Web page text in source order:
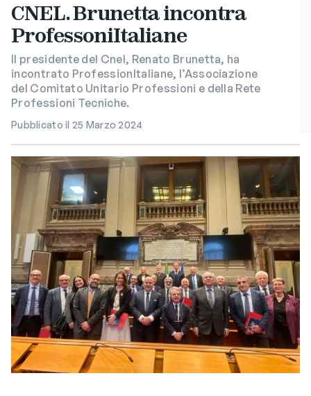
CNEL. Brunetta incontra
ProfessoniItaliane
Il presidente del Cnel, Renato Brunetta, ha
incontrato ProfessionItaliane, l’Associazione
del Comitato Unitario Professioni e della Rete
Professioni Tecniche.
Pubblicato il 25 Marzo 2024